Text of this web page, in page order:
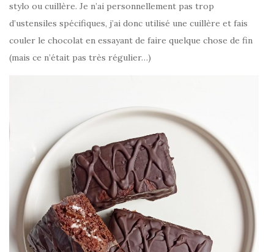
stylo ou cuillère. Je n’ai personnellement pas trop
d’ustensiles spécifiques, j’ai donc utilisé une cuillère et fais
couler le chocolat en essayant de faire quelque chose de fin
(mais ce n’était pas très régulier…)